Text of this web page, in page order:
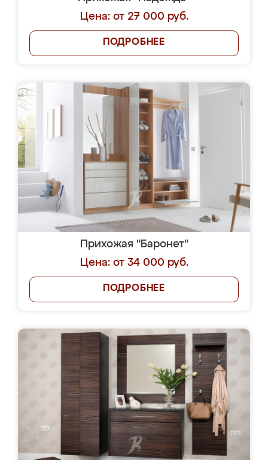
Цена: от 27 000 руб.
ПОДРОБНЕЕ
Прихожая "Баронет"
Цена: от 34 000 руб.
ПОДРОБНЕЕ